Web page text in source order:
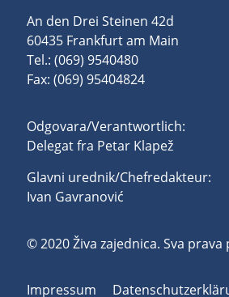
An den Drei Steinen 42d
60435 Frankfurt am Main
Tel.: (069) 9540480
Fax: (069) 95404824
Odgovara/Verantwortlich:
Delegat fra Petar Klapež
Glavni urednik/Chefredakteur:
Ivan Gavranović
© 2020 Živa zajednica. Sva prava
Impressum